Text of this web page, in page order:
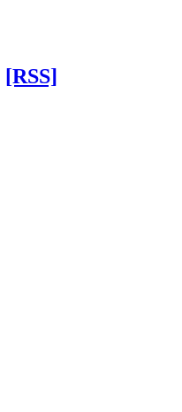
[RSS]